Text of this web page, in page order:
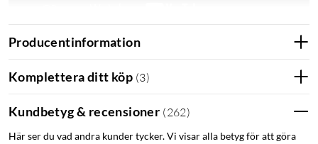
Utmärkelser
M3: "Nothing Ear (a) – både billiga och bra hörlurar."
Producentinformation
Komplettera ditt köp (3)
Kundbetyg & recensioner (262)
Här ser du vad andra kunder tycker. Vi visar alla betyg för att göra